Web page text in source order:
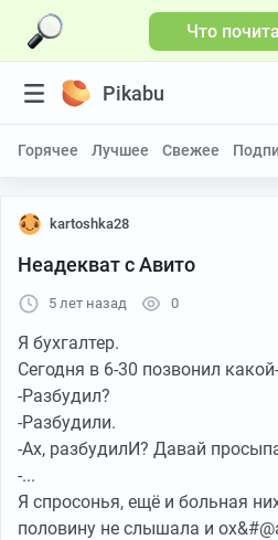
Что
Pikabu
Горячее Лучшее Свежее
kartoshka28
Неадекват с Авито
5 лет назад 0
Я бухгалтер.
Сегодня в 6-30 позвонил
-Разбудил?
-Разбудили.
-Ах, разбудилИ? Давай
-...
Я спросонья, ещё и больная
половину не слышала и